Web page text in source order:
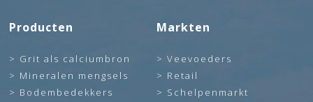
Producten
Grit als calciumbron
Mineralen mengsels
Bodembedekkers
Markten
Veevoeders
Retail
Schelpenmarkt